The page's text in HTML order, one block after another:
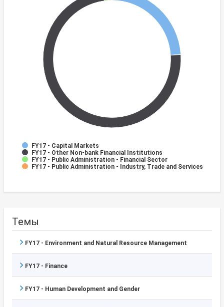
FY17 - Capital Markets
FY17 - Other Non-bank Financial Institutions
FY17 - Public Administration - Financial Sector
FY17 - Public Administration - Industry, Trade and Services
Темы
FY17 - Environment and Natural Resource Management
FY17 - Finance
FY17 - Human Development and Gender